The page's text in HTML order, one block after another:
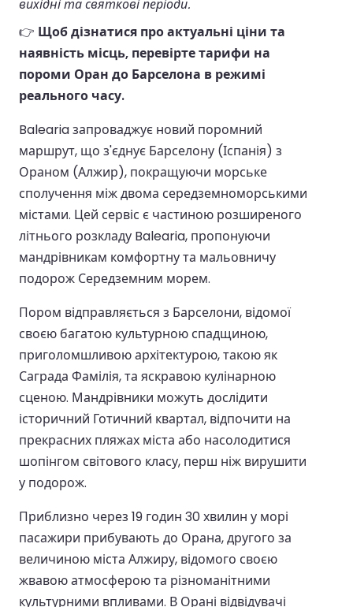
вихідні та святкові періоди.
👉 Щоб дізнатися про актуальні ціни та
наявність місць, перевірте тарифи на
пороми Оран до Барселона в режимі
реального часу.
Balearia запроваджує новий поромний
маршрут, що з'єднує Барселону (Іспанія) з
Ораном (Алжир), покращуючи морське
сполучення між двома середземноморськими
містами. Цей сервіс є частиною розширеного
літнього розкладу Balearia, пропонуючи
мандрівникам комфортну та мальовничу
подорож Середземним морем.
Пором відправляється з Барселони, відомої
своєю багатою культурною спадщиною,
приголомшливою архітектурою, такою як
Саграда Фамілія, та яскравою кулінарною
сценою. Мандрівники можуть дослідити
історичний Готичний квартал, відпочити на
прекрасних пляжах міста або насолодитися
шопінгом світового класу, перш ніж вирушити
у подорож.
Приблизно через 19 годин 30 хвилин у морі
пасажири прибувають до Орана, другого за
величиною міста Алжиру, відомого своєю
жвавою атмосферою та різноманітними
культурними впливами. В Орані відвідувачі